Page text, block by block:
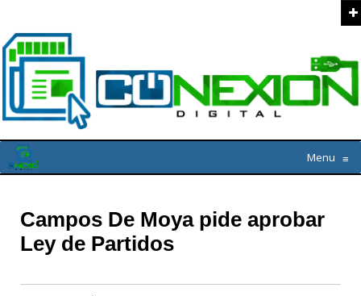
Menu ≡
Campos De Moya pide aprobar
Ley de Partidos